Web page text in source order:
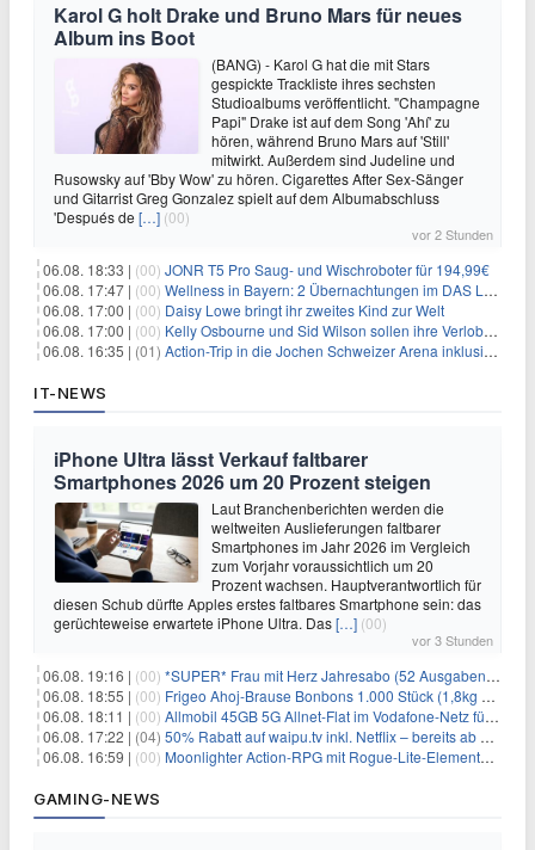
Karol G holt Drake und Bruno Mars für neues
Album ins Boot
(BANG) - Karol G hat die mit Stars
gespickte Trackliste ihres sechsten
Studioalbums veröffentlicht. "Champagne
Papi" Drake ist auf dem Song 'Ahí' zu
hören, während Bruno Mars auf 'Still'
mitwirkt. Außerdem sind Judeline und
Rusowsky auf 'Bby Wow' zu hören. Cigarettes After Sex-Sänger
und Gitarrist Greg Gonzalez spielt auf dem Albumabschluss
'Después de […] (00)
vor 2 Stunden
06.08. 18:33 | (00) JONR T5 Pro Saug- und Wischroboter für 194,99€
06.08. 17:47 | (00) Wellness in Bayern: 2 Übernachtungen im DAS LUDWIG Sports Resort inkl. HP + Wellness ab 174€ p.P.
06.08. 17:00 | (00) Daisy Lowe bringt ihr zweites Kind zur Welt
06.08. 17:00 | (00) Kelly Osbourne und Sid Wilson sollen ihre Verlobung gelöst haben
06.08. 16:35 | (01) Action-Trip in die Jochen Schweizer Arena inklusive Premium Hotel und Frühstück ab 59€ p.P.
IT-NEWS
iPhone Ultra lässt Verkauf faltbarer
Smartphones 2026 um 20 Prozent steigen
Laut Branchenberichten werden die
weltweiten Auslieferungen faltbarer
Smartphones im Jahr 2026 im Vergleich
zum Vorjahr voraussichtlich um 20
Prozent wachsen. Hauptverantwortlich für
diesen Schub dürfte Apples erstes faltbares Smartphone sein: das
gerüchteweise erwartete iPhone Ultra. Das[…] (00)
vor 3 Stunden
06.08. 19:16 | (00) *SUPER* Frau mit Herz Jahresabo (52 Ausgaben) für 161,40€ + bis zu 150€ Prämie
06.08. 18:55 | (00) Frigeo Ahoj-Brause Bonbons 1.000 Stück (1,8kg Eimer) für 6,29€
06.08. 18:11 | (00) Allmobil 45GB 5G Allnet-Flat im Vodafone-Netz für eff. 5,91€/Monat dank 50€ Wechselbonus + 0€ AG
06.08. 17:22 | (04) 50% Rabatt auf waipu.tv inkl. Netflix – bereits ab 9€/Monat (statt 17,99€)
06.08. 16:59 | (00) Moonlighter Action-RPG mit Rogue-Lite-Elementen kostenlos bei Steam
GAMING-NEWS